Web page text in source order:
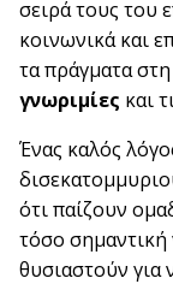
σειρά τους του
κοινωνικά και
τα πράγματα
γνωριμίες και
Ένας καλός
ότι παίζουν
τόσο σημαντική
θυσιαστούν για